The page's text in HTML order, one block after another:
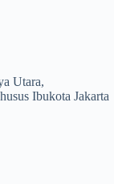
Utara,
Ibukota Jakarta